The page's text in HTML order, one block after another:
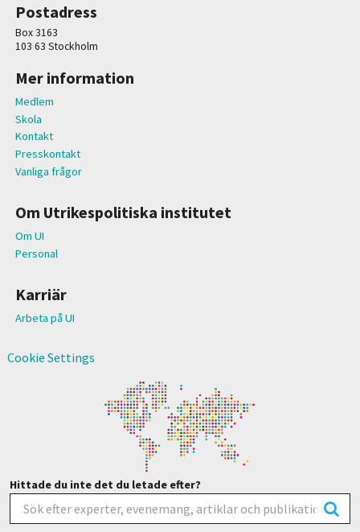
Postadress
Box 3163
103 63 Stockholm
Mer information
Medlem
Skola
Kontakt
Presskontakt
Vanliga frågor
Om Utrikespolitiska institutet
Om UI
Personal
Karriär
Arbeta på UI
Cookie Settings
Hittade du inte det du letade efter?